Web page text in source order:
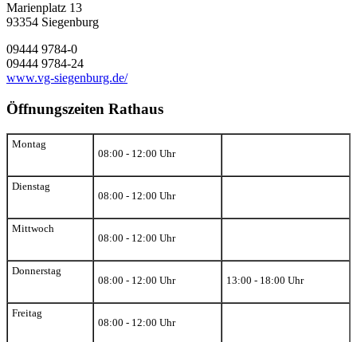
Marienplatz 13
93354 Siegenburg
09444 9784-0
09444 9784-24
www.vg-siegenburg.de/
Öffnungszeiten Rathaus
Montag
08:00 - 12:00 Uhr
Dienstag
08:00 - 12:00 Uhr
Mittwoch
08:00 - 12:00 Uhr
Donnerstag
08:00 - 12:00 Uhr
13:00 - 18:00 Uhr
Freitag
08:00 - 12:00 Uhr